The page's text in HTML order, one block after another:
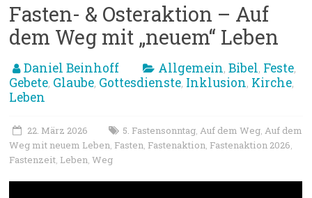
Fasten- & Osteraktion – Auf
dem Weg mit „neuem“ Leben
Daniel Beinhoff Allgemein,Bibel, Feste,
Gebete, Glaube, Gottesdienste, Inklusion, Kirche,
Leben
22. März 2026 5. Fastensonntag,Auf dem Weg,Auf dem
Weg mit neuem Leben, Fasten, Fastenaktion, Fastenaktion 2026,
Fastenzeit, Leben,Weg